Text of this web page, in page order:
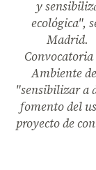
y
ecológica",
Madrid.
Convocatoria
Ambiente
"sensibilizar a
fomento del
proyecto de